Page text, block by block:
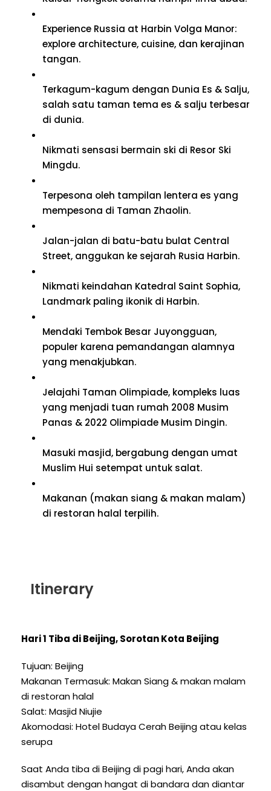
Experience Russia at Harbin Volga Manor:
explore architecture, cuisine, dan kerajinan
tangan.
Terkagum-kagum dengan Dunia Es & Salju,
salah satu taman tema es & salju terbesar
di dunia.
Nikmati sensasi bermain ski di Resor Ski
Mingdu.
Terpesona oleh tampilan lentera es yang
mempesona di Taman Zhaolin.
Jalan-jalan di batu-batu bulat Central
Street, anggukan ke sejarah Rusia Harbin.
Nikmati keindahan Katedral Saint Sophia,
Landmark paling ikonik di Harbin.
Mendaki Tembok Besar Juyongguan,
populer karena pemandangan alamnya
yang menakjubkan.
Jelajahi Taman Olimpiade, kompleks luas
yang menjadi tuan rumah 2008 Musim
Panas & 2022 Olimpiade Musim Dingin.
Masuki masjid, bergabung dengan umat
Muslim Hui setempat untuk salat.
Makanan (makan siang & makan malam)
di restoran halal terpilih.
Itinerary
Hari 1 Tiba di Beijing, Sorotan Kota Beijing
Tujuan: Beijing
Makanan Termasuk: Makan Siang & makan malam
di restoran halal
Salat: Masjid Niujie
Akomodasi: Hotel Budaya Cerah Beijing atau kelas
serupa
Saat Anda tiba di Beijing di pagi hari, Anda akan
disambut dengan hangat di bandara dan diantar